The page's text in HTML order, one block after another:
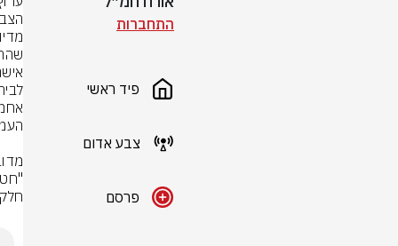
התחברות
פיד ראשי
צבע אדום
פרסם